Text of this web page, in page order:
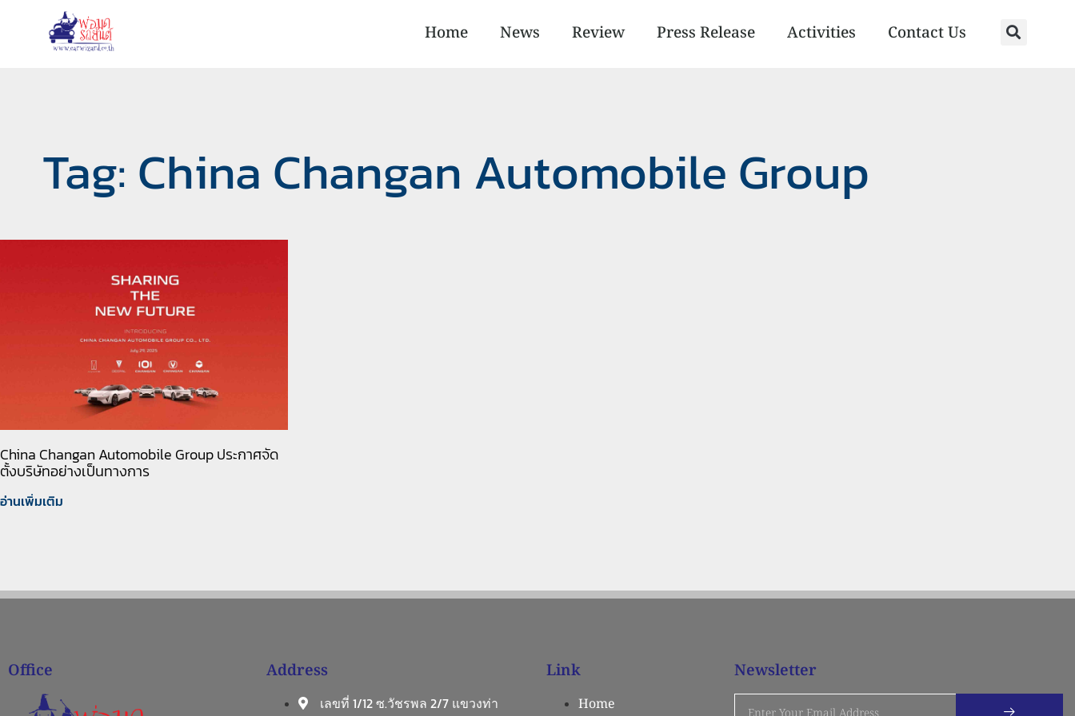
Home News Review Press Release Activities Contact Us
Tag: China Changan Automobile Group
China Changan Automobile Group ประกาศจัด
ตั้งบริษัทอย่างเป็นทางการ
อ่านเพิ่มเติม
Office Address
เลขที่ 1/12 ซ.วัชรพล 2/7 แขวงท่า
Link
Home
Newsletter